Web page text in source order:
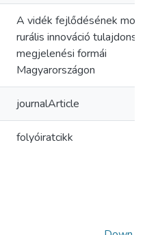
A vidék fejlődésének
rurális innováció
megjelenési formái
Magyarországon
journalArticle
folyóiratcikk